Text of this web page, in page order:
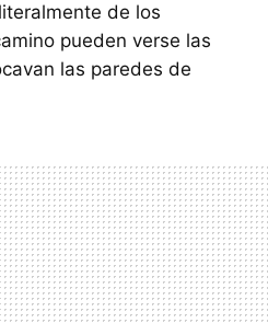
de los
pueden verse las
las paredes de